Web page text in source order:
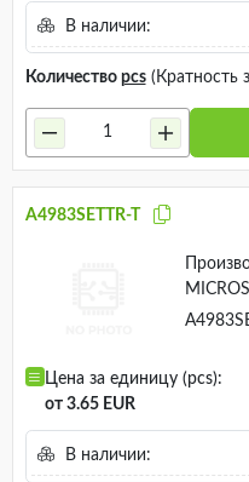
В наличии:
Количество pcs(Кратность
A4983SETTR-T
Цена за единицу (pcs):
от 3.65 EUR
В наличии: